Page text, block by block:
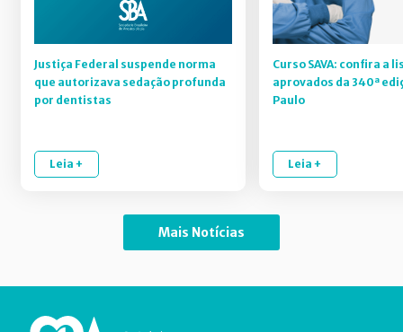
Justiça Federal suspende norma
que autorizava sedação profunda
por dentistas
Leia +
Curso SAVA: confira a
aprovados da 340ª
Paulo
Leia +
Mais Notícias